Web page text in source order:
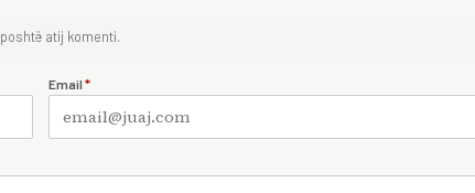
poshtë atij komenti.
Email *